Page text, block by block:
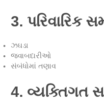
3. પરિવારિક
ઝઘડા
જવાબદારીઓ
સંબંધોમાં તણાવ
4. વ્યક્તિગત